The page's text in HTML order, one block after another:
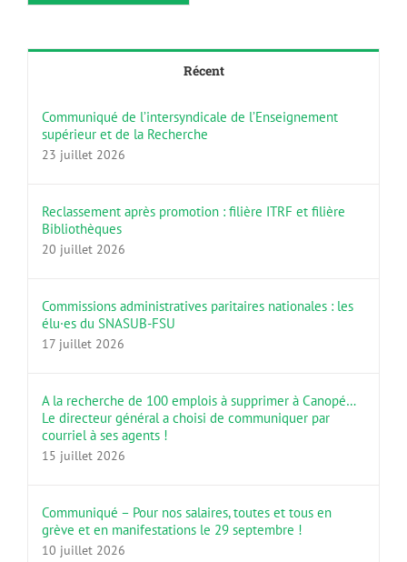
Récent
Communiqué de l’intersyndicale de l’Enseignement
supérieur et de la Recherche
23 juillet 2026
Reclassement après promotion : filière ITRF et filière
Bibliothèques
20 juillet 2026
Commissions administratives paritaires nationales : les
élu·es du SNASUB-FSU
17 juillet 2026
A la recherche de 100 emplois à supprimer à Canopé…
Le directeur général a choisi de communiquer par
courriel à ses agents !
15 juillet 2026
Communiqué – Pour nos salaires, toutes et tous en
grève et en manifestations le 29 septembre !
10 juillet 2026